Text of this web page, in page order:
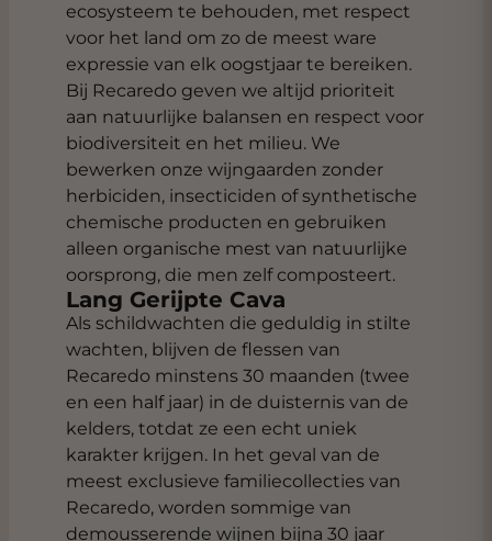
ecosysteem te behouden, met respect
voor het land om zo de meest ware
expressie van elk oogstjaar te bereiken.
Bij Recaredo geven we altijd prioriteit
aan natuurlijke balansen en respect voor
biodiversiteit en het milieu. We
bewerken onze wijngaarden zonder
herbiciden, insecticiden of synthetische
chemische producten en gebruiken
alleen organische mest van natuurlijke
oorsprong, die men zelf composteert.
Lang Gerijpte Cava
Als schildwachten die geduldig in stilte
wachten, blijven de flessen van
Recaredo minstens 30 maanden (twee
en een half jaar) in de duisternis van de
kelders, totdat ze een echt uniek
karakter krijgen. In het geval van de
meest exclusieve familiecollecties van
Recaredo, worden sommige van
demousserende wijnen bijna 30 jaar